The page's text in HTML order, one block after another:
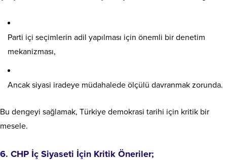
Parti içi seçimlerin adil yapılması için önemli bir denetim
mekanizması,
Ancak siyasi iradeye müdahalede ölçülü davranmak zorunda.
Bu dengeyi sağlamak, Türkiye demokrasi tarihi için kritik bir
mesele.
6. CHP İç Siyaseti İçin Kritik Öneriler;